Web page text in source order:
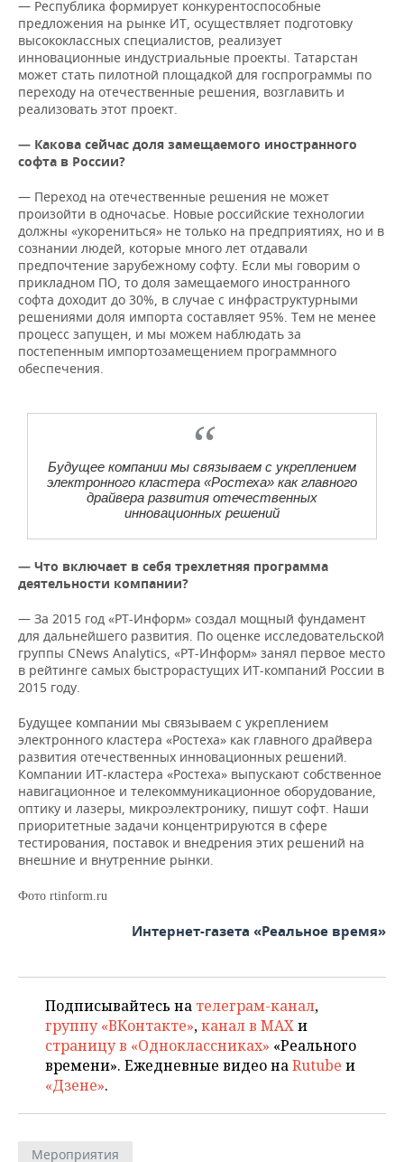
— Республика формирует конкурентоспособные
предложения на рынке ИТ, осуществляет подготовку
высококлассных специалистов, реализует
инновационные индустриальные проекты. Татарстан
может стать пилотной площадкой для госпрограммы по
переходу на отечественные решения, возглавить и
реализовать этот проект.
— Какова сейчас доля замещаемого иностранного
софта в России?
— Переход на отечественные решения не может
произойти в одночасье. Новые российские технологии
должны «укорениться» не только на предприятиях, но и в
сознании людей, которые много лет отдавали
предпочтение зарубежному софту. Если мы говорим о
прикладном ПО, то доля замещаемого иностранного
софта доходит до 30%, в случае с инфраструктурными
решениями доля импорта составляет 95%. Тем не менее
процесс запущен, и мы можем наблюдать за
постепенным импортозамещением программного
обеспечения.
Будущее компании мы связываем с укреплением
электронного кластера «Ростеха» как главного
драйвера развития отечественных
инновационных решений
— Что включает в себя трехлетняя программа
деятельности компании?
— За 2015 год «РТ-Информ» создал мощный фундамент
для дальнейшего развития. По оценке исследовательской
группы CNews Analytics, «РТ-Информ» занял первое место
в рейтинге самых быстрорастущих ИТ-компаний России в
2015 году.
Будущее компании мы связываем с укреплением
электронного кластера «Ростеха» как главного драйвера
развития отечественных инновационных решений.
Компании ИТ-кластера «Ростеха» выпускают собственное
навигационное и телекоммуникационное оборудование,
оптику и лазеры, микроэлектронику, пишут софт. Наши
приоритетные задачи концентрируются в сфере
тестирования, поставок и внедрения этих решений на
внешние и внутренние рынки.
Фото rtinform.ru
Интернет-газета «Реальное время»
Подписывайтесь на телеграм-канал,
группу «ВКонтакте»,канал в MAXи
страницу в «Одноклассниках» «Реального
времени». Ежедневные видео наRutube и
«Дзене».
Мероприятия